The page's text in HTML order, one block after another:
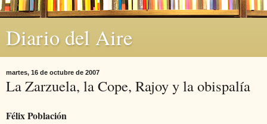
Diario del Aire
martes, 16 de octubre de 2007
La Zarzuela, la Cope, Rajoy y la obispalía
Félix Población